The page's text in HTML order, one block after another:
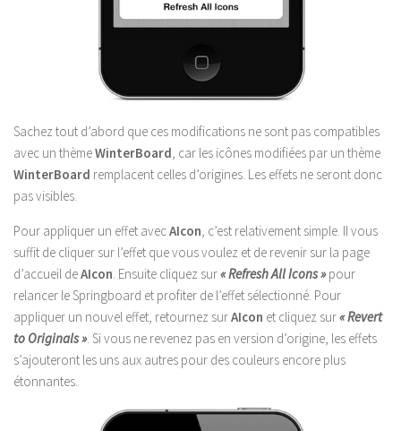
Sachez tout d’abord que ces modifications ne sont pas compatibles
avec un thèmeWinterBoard , car les icônes modifiées par un thème
WinterBoard remplacent celles d’origines. Les effets ne seront donc
pas visibles.
Pour appliquer un effet avecAIcon , c’est relativement simple. Il vous
suffit de cliquer sur l’effet que vous voulez et de revenir sur la page
d’accueil deAIcon . Ensuite cliquez sur« Refresh All Icons »pour
relancer le Springboard et profiter de l’effet sélectionné. Pour
appliquer un nouvel effet, retournez surAIcon et cliquez sur« Revert
to Originals ». Si vous ne revenez pas en version d’origine, les effets
s’ajouteront les uns aux autres pour des couleurs encore plus
étonnantes.